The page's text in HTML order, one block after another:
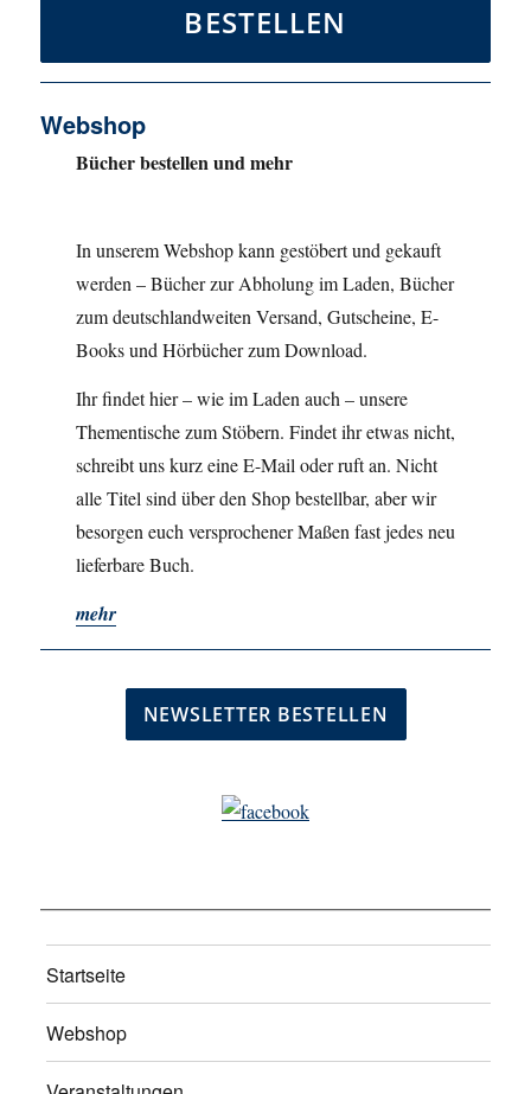
BESTELLEN
Webshop
Bücher bestellen und mehr
In unserem Webshop kann gestöbert und gekauft
werden – Bücher zur Abholung im Laden, Bücher
zum deutschlandweiten Versand, Gutscheine, E-
Books und Hörbücher zum Download.
Ihr findet hier – wie im Laden auch – unsere
Thementische zum Stöbern. Findet ihr etwas nicht,
schreibt uns kurz eine E-Mail oder ruft an. Nicht
alle Titel sind über den Shop bestellbar, aber wir
besorgen euch versprochener Maßen fast jedes neu
lieferbare Buch.
mehr
Startseite
Webshop